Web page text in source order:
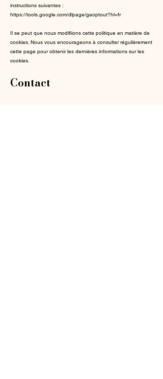
instructions suivantes :
https://tools.google.com/dlpage/gaoptout?hl=fr
Il se peut que nous modifiions cette politique en matière de
cookies. Nous vous encourageons à consulter régulièrement
cette page pour obtenir les dernières informations sur les
cookies.
Contact